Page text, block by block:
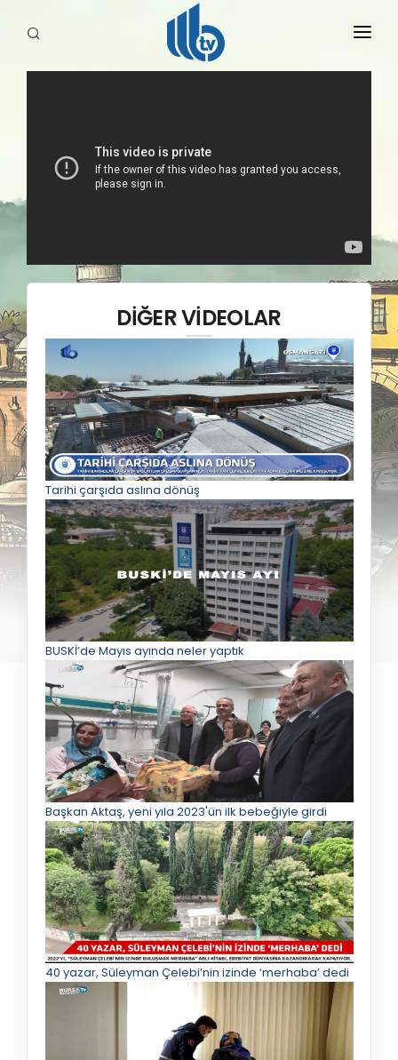
YAYINLARIMIZ
DİĞER VİDEOLAR
Tarihi çarşıda aslına dönüş
BUSKİ’de Mayıs ayında neler yaptık
Başkan Aktaş, yeni yıla 2023'ün ilk bebeğiyle girdi
40 yazar, Süleyman Çelebi’nin izinde ‘merhaba’ dedi